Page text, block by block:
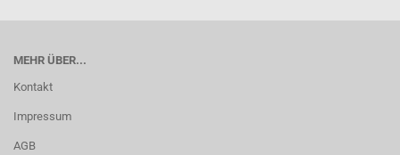
MEHR ÜBER...
Kontakt
Impressum
AGB